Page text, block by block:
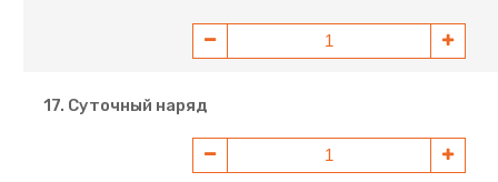
17. Суточный наряд